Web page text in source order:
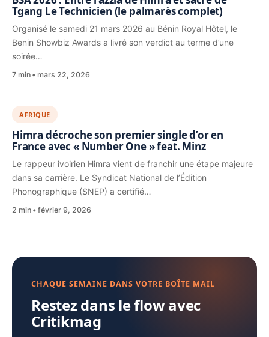
Tgang Le Technicien (le palmarès complet)
Organisé le samedi 21 mars 2026 au Bénin Royal Hôtel, le
Benin Showbiz Awards a livré son verdict au terme d’une
soirée…
7 min mars 22, 2026
AFRIQUE
Himra décroche son premier single d’or en
France avec « Number One » feat. Minz
Le rappeur ivoirien Himra vient de franchir une étape majeure
dans sa carrière. Le Syndicat National de l’Édition
Phonographique (SNEP) a certifié…
2 min février 9, 2026
CHAQUE SEMAINE DANS VOTRE BOÎTE MAIL
Restez dans le flow avec
Critikmag